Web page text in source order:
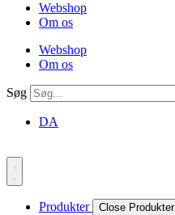
Webshop
Om os
Webshop
Om os
Søg
DA
Produkter Close Produkter